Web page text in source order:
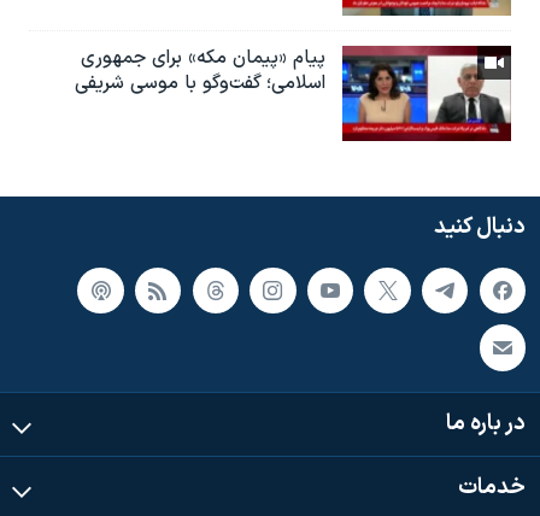
پیام «پیمان مکه» برای جمهوری
اسلامی؛ گفت‌وگو با موسی شریفی
دنبال کنید
در باره ما
خدمات